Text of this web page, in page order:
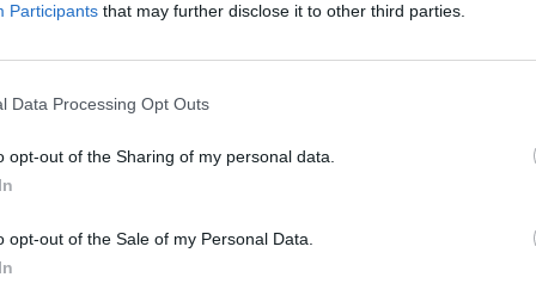
Participants that may further disclose it to other third parties.
Data Processing Opt Outs
opt-out of the Sharing of my personal data.
opt-out of the Sale of my Personal Data.
punk άλμπουμ από την